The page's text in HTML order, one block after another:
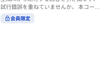
ジメント活用を学ぶ「AIビジネスシフ
ト」シリーズの一環として提供していま
す。 ※本動画は、制作時点の情報に基づ
フト」シリーズの一環として提供してい
ます。 https://unlimited.globis.co.jp/j
a/tags/AI%E3%82%BF%E3%83%AC%E
います。 慢性的な睡眠不足は、心身の健
康に悪影響なだけでなく、仕事のパフォ
ーマンスにも当然大きな影響を与え、社
試行錯誤を重ねていませんか。 本コース
では、生成AI活用の質を高める鍵とし
て、クリティカル・シンキングの視点か
会員限定